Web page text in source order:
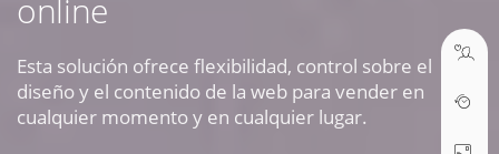
online
Esta solución ofrece flexibilidad, control sobre el
diseño y el contenido de la web para vender en
cualquier momento y en cualquier lugar.ABRIR TICKET